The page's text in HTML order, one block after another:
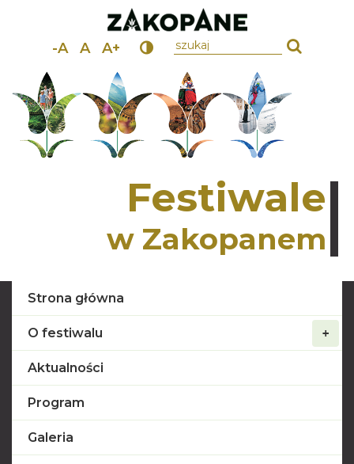
-A A A+ wpisz szukany tekst
Festiwale
w Zakopanem
Strona główna
O festiwalu
Aktualności
Program
Galeria